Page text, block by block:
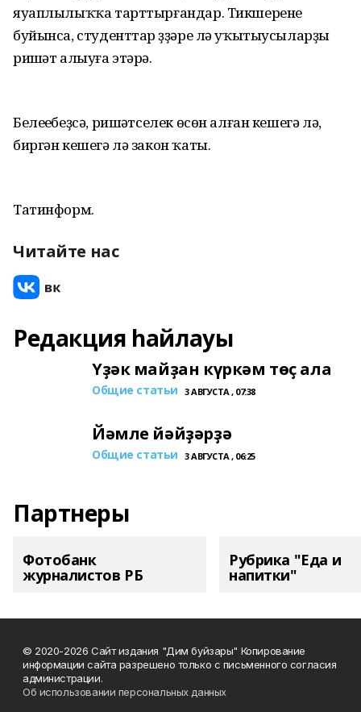
яуаплылыҡҡа тарттырғандар. Тикшеренеү
буйынса, студенттар үҙҙәре лә уҡытыусыларҙы
ришүәт алыуға этәрә.
Белеүебеҙсә, ришүәтселек өсөн алған кешегә лә,
биргән кешегә лә закон ҡаты.
Татинформ.
Читайте нас
Редакция һайлауы
Үҙәк майҙан күркәм төҫ ала
Общие статьи 3 АВГУСТА , 07:38
Йәмле йәйҙәрҙә
Общие статьи 3 АВГУСТА , 06:25
Партнеры
Фотобанк
журналистов РБ
Рубрика "Еда и
напитки"
© 2020-2026 Сайт издания "Дим буйзары" Копирование
информации сайта разрешено только с письменного согласия
администрации.
Об использовании персональных данных